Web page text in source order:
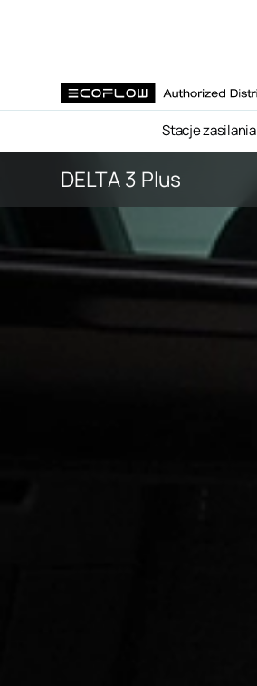
Stacje zasilania
DELTA 3 Plus